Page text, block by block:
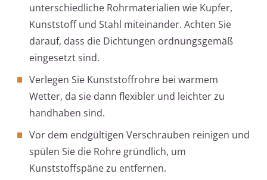
unterschiedliche Rohrmaterialien wie Kupfer,
Kunststoff und Stahl miteinander. Achten Sie
darauf, dass die Dichtungen ordnungsgemäß
eingesetzt sind.
Verlegen Sie Kunststoffrohre bei warmem
Wetter, da sie dann flexibler und leichter zu
handhaben sind.
Vor dem endgültigen Verschrauben reinigen und
spülen Sie die Rohre gründlich, um
Kunststoffspäne zu entfernen.